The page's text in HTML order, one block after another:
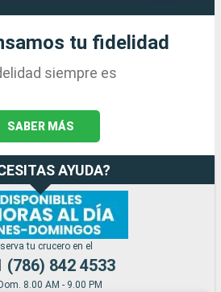
tu fidelidad
siempre es
SABER MÁS
AYUDA?
tu crucero en el
(786) 842 4533
8.00 AM - 9.00 PM